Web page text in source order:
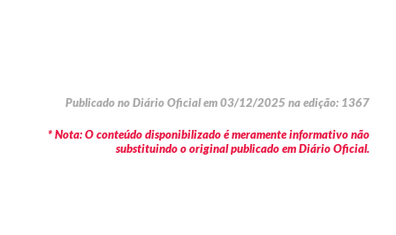
Publicado no Diário Oficial em 03/12/2025 na edição: 1367
* Nota: O conteúdo disponibilizado é meramente informativo não
substituindo o original publicado em Diário Oficial.